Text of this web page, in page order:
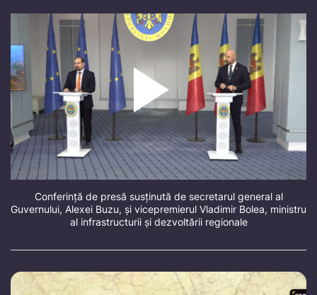
Conferință de presă susținută de secretarul general al
Guvernului, Alexei Buzu, și vicepremierul Vladimir Bolea, ministru
al infrastructurii și dezvoltării regionale